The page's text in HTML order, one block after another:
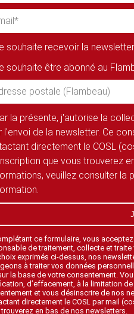
souhaite recevoir la newsletter
souhaite être abonné au
la présente, j'autorise la
l'envoi de la newsletter. Ce
directement le COSL
que vous trouverez
veuillez consulter la
ce formulaire, vous
de traitement, collecte et
exprimés ci-dessus, nos
à traiter vos données
la base de votre consentement.
d’effacement, à la limitation
et vous désinscrire de nos
directement le COSL par mail
en bas de nos newsletters.